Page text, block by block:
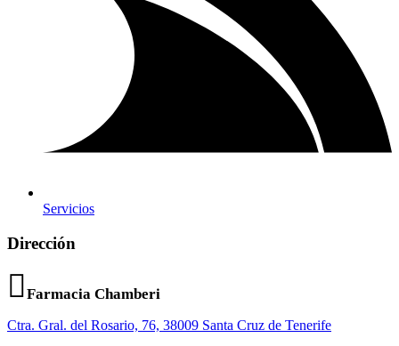
Servicios
Dirección
Farmacia Chamberi
Ctra. Gral. del Rosario, 76, 38009 Santa Cruz de Tenerife